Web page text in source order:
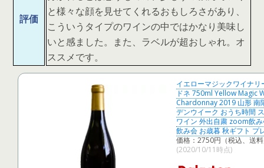
評価
と様々な顔を見せてくれるおもしろさがあり、
こういうタイプのワインの中ではかなり美味し
いと感ました。また、ラベルが超おしゃれ。オ
ススメです。
イエローマジックワイナリ
ドネ 750ml Yellow Magic
Chardonnay 2019 山形 南
デンウイーク おうち時間
ワイン 外出自粛 zoom飲
飲み会 お歳暮 秋ギフト プ
価格：2750円（税込、送
(2020/10/11時点)